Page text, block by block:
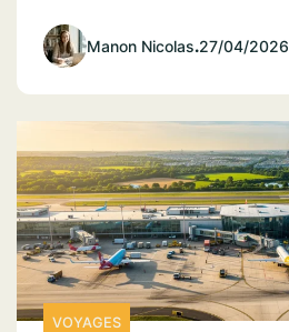
Manon Nicolas.27/04/2026
VOYAGES